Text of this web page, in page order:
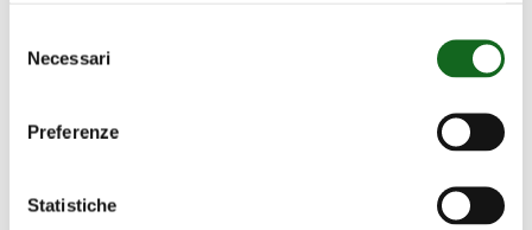
delNecessari
Preferenze
Statistiche
MIJAS